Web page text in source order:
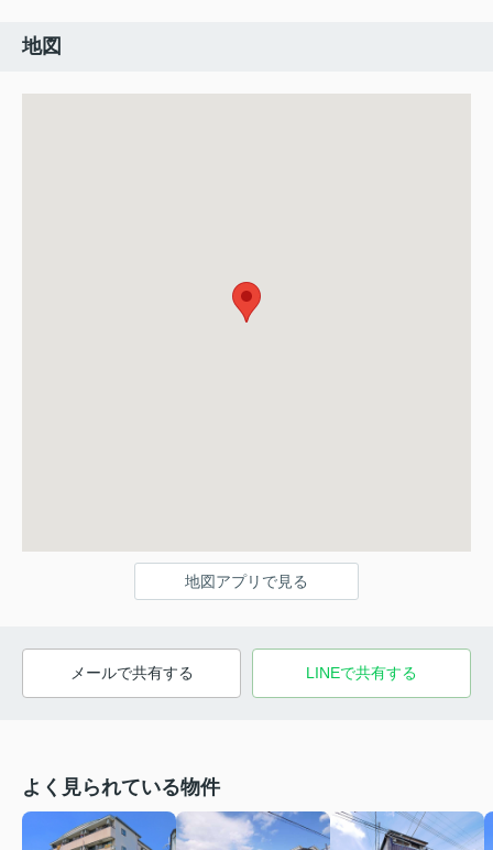
地図
地図アプリで見る
メールで共有する LINEで共有する
よく見られている物件